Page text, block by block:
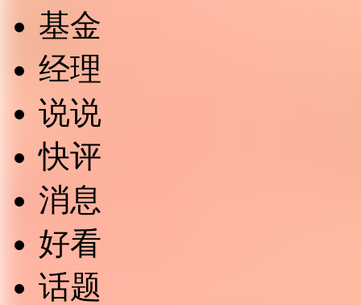
基金
经理
说说
快评
消息
好看
话题